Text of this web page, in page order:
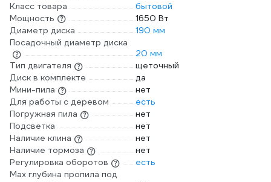
Класс товара
бытовой
Мощность
1650 Вт
Диаметр диска
190 мм
Посадочный диаметр диска
20 мм
Тип двигателя
щеточный
Диск в комплекте
да
Мини-пила
нет
Для работы с деревом
есть
Погружная пила
нет
Подсветка
нет
Наличие клина
нет
Наличие тормоза
нет
Регулировка оборотов
есть
Max глубина пропила под